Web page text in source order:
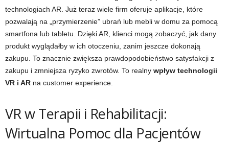
technologiach AR. Już teraz wiele firm oferuje aplikacje, które
pozwalają na „przymierzenie” ubrań lub mebli w domu za pomocą
smartfona lub tabletu. Dzięki AR, klienci mogą zobaczyć, jak dany
produkt wyglądałby w ich otoczeniu, zanim jeszcze dokonają
zakupu. To znacznie zwiększa prawdopodobieństwo satysfakcji z
zakupu i zmniejsza ryzyko zwrotów. To realny wpływ technologii
VR i AR na customer experience.
VR w Terapii i Rehabilitacji:
Wirtualna Pomoc dla Pacjentów